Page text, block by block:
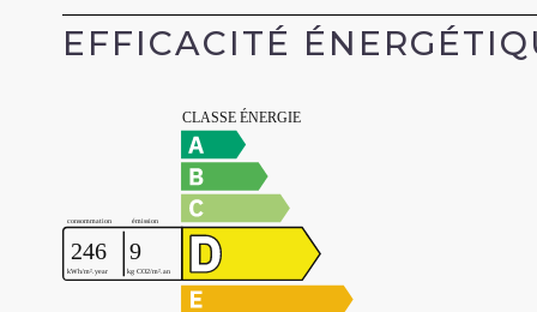
EFFICACITÉ